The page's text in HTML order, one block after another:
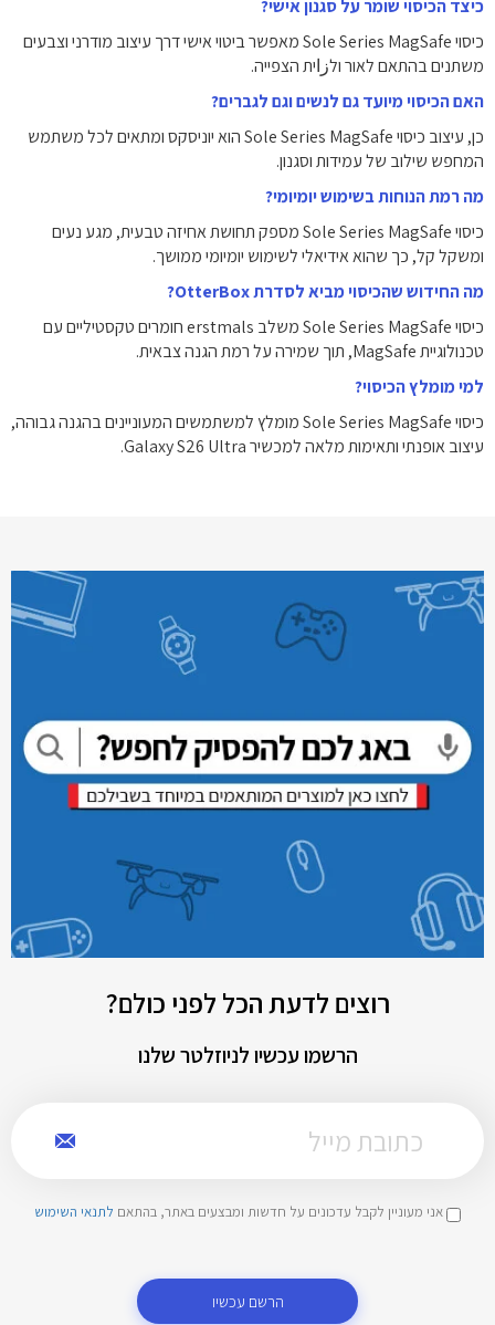
כיצד הכיסוי שומר על סגנון אישי?
כיסוי Sole Series MagSafe מאפשר ביטוי אישי דרך עיצוב מודרני וצבעים
משתנים בהתאם לאור ולزاית הצפייה.
האם הכיסוי מיועד גם לנשים וגם לגברים?
כן, עיצוב כיסוי Sole Series MagSafe הוא יוניסקס ומתאים לכל משתמש
המחפש שילוב של עמידות וסגנון.
מה רמת הנוחות בשימוש יומיומי?
כיסוי Sole Series MagSafe מספק תחושת אחיזה טבעית, מגע נעים
ומשקל קל, כך שהוא אידיאלי לשימוש יומיומי ממושך.
מה החידוש שהכיסוי מביא לסדרת OtterBox?
כיסוי Sole Series MagSafe משלב erstmals חומרים טקסטיליים עם
טכנולוגיית MagSafe, תוך שמירה על רמת הגנה צבאית.
למי מומלץ הכיסוי?
כיסוי Sole Series MagSafe מומלץ למשתמשים המעוניינים בהגנה גבוהה,
עיצוב אופנתי ותאימות מלאה למכשיר Galaxy S26 Ultra.
רוצים לדעת הכל לפני כולם?
הרשמו עכשיו לניוזלטר שלנו
אני מעוניין לקבל עדכונים על חדשות ומבצעים באתר, בהתאם לתנאי השימוש
הרשם עכשיו